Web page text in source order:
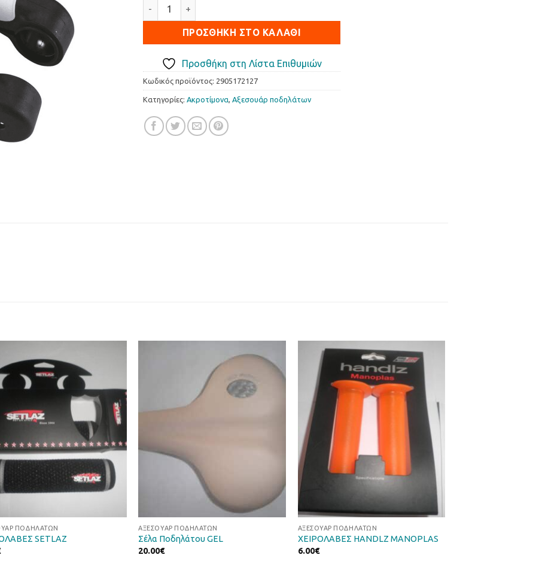
19.95€.είναι:
9.95€.
ΠΡΟΣΘΉΚΗ ΣΤΟ ΚΑΛΆΘΙ
Προσθήκη στη Λίστα Επιθυμιών
Κωδικός προϊόντος: 2905172127
Κατηγορίες: Ακροτίµονα, Αξεσουάρ ποδηλάτων
Προσθήκη
στη Λίστα
Επιθυμιών
ΠΟΔΗΛΆΤΩΝ
SETLAZ
στη Λίστα
Επιθυμιών
ΑΞΕΣΟΥΆΡ ΠΟΔΗΛΆΤΩΝ
Σέλα Ποδηλάτου GEL
20.00€
Προσθήκη
στη Λίστα
Επιθυμιών
ΑΞΕΣΟΥΆΡ ΠΟΔΗΛΆΤΩΝ
ΧΕΙΡΟΛΑΒΕΣ HANDLZ MANOPLAS
6.00€